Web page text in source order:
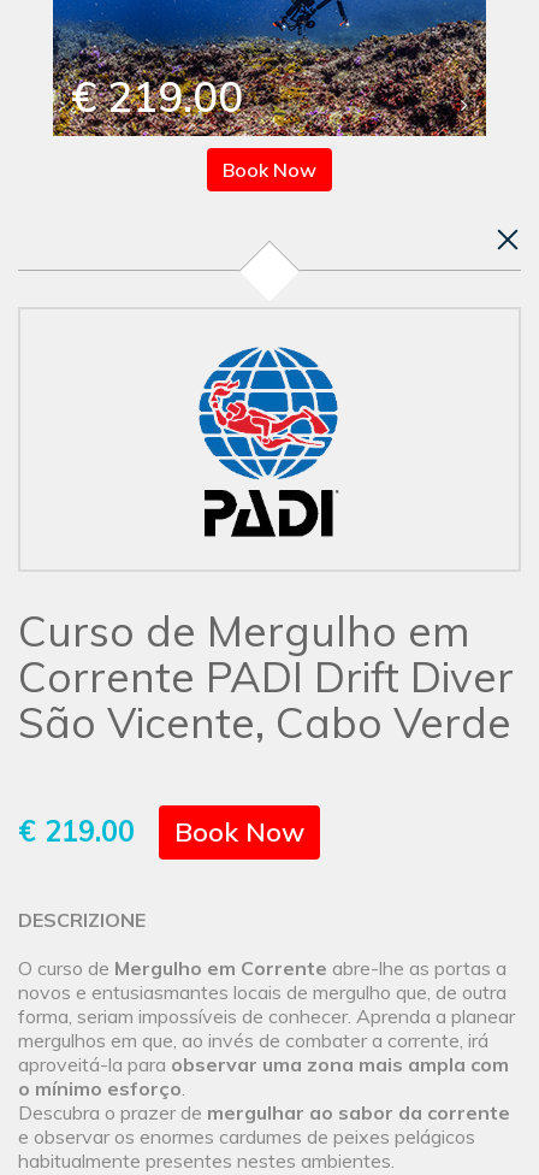
€ 219.00
Book Now
Curso de Mergulho em
Corrente PADI Drift Diver
São Vicente, Cabo Verde
€ 219.00 Book Now
DESCRIZIONE
O curso de Mergulho em Corrente abre-lhe as portas a
novos e entusiasmantes locais de mergulho que, de outra
forma, seriam impossíveis de conhecer. Aprenda a planear
mergulhos em que, ao invés de combater a corrente, irá
aproveitá-la para observar uma zona mais ampla com
o mínimo esforço.
Descubra o prazer de mergulhar ao sabor da corrente
e observar os enormes cardumes de peixes pelágicos
habitualmente presentes nestes ambientes.